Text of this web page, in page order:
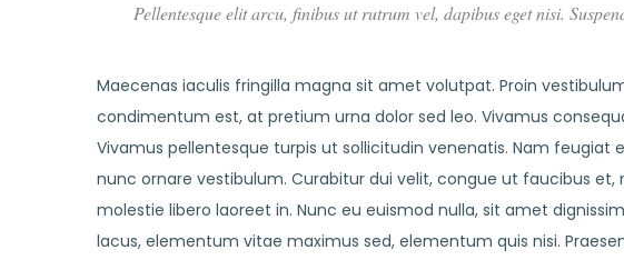
Pellentesque elit arcu, finibus ut rutrum vel, dapibus eget nisi.
Maecenas iaculis fringilla magna sit amet volutpat. Proin
condimentum est, at pretium urna dolor sed leo. Vivamus
Vivamus pellentesque turpis ut sollicitudin venenatis. Nam feugiat
nunc ornare vestibulum. Curabitur dui velit, congue ut faucibus
molestie libero laoreet in. Nunc eu euismod nulla, sit amet
lacus, elementum vitae maximus sed, elementum quis nisi.